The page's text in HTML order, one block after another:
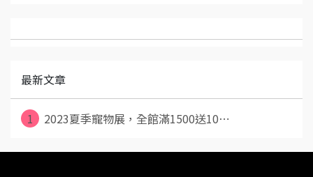
最新文章
1 2023夏季寵物展，全館滿1500送10⋯